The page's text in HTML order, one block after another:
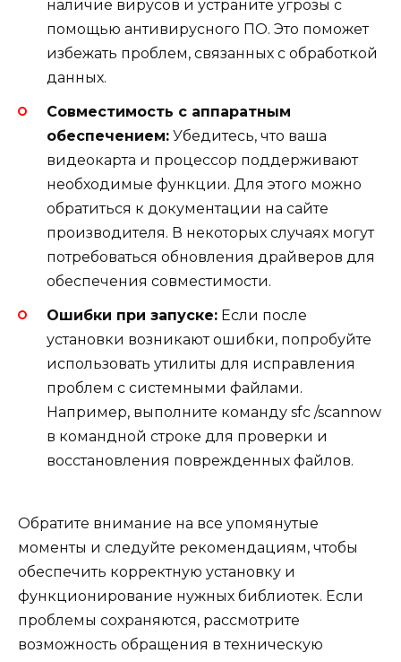
наличие вирусов и устраните угрозы с
помощью антивирусного ПО. Это поможет
избежать проблем, связанных с обработкой
данных.
Совместимость с аппаратным
обеспечением: Убедитесь, что ваша
видеокарта и процессор поддерживают
необходимые функции. Для этого можно
обратиться к документации на сайте
производителя. В некоторых случаях могут
потребоваться обновления драйверов для
обеспечения совместимости.
Ошибки при запуске: Если после
установки возникают ошибки, попробуйте
использовать утилиты для исправления
проблем с системными файлами.
Например, выполните команду sfc /scannow
в командной строке для проверки и
восстановления поврежденных файлов.
Обратите внимание на все упомянутые
моменты и следуйте рекомендациям, чтобы
обеспечить корректную установку и
функционирование нужных библиотек. Если
проблемы сохраняются, рассмотрите
возможность обращения в техническую